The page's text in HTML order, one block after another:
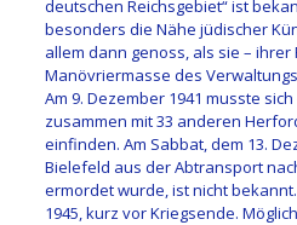
deutschen Reichsgebiet“ ist
besonders die Nähe jüdischer
allem dann genoss, als sie –
Manövriermasse des
Am 9. Dezember 1941 musste
zusammen mit 33 anderen
einfinden. Am Sabbat, dem 13.
Bielefeld aus der Abtransport
ermordet wurde, ist nicht
1945, kurz vor Kriegsende.